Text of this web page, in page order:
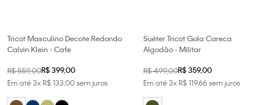
Tricot Masculino Decote Redondo
Calvin Klein - Cafe
R$559,00R$399,00
Em até3xR$13300sem juros
Suéter Tricot Gola Careca
Algodão - Militar
R$499,00R$359,00
Em até3xR$119,66sem juros